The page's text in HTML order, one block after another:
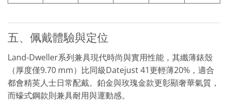
五、佩戴體驗與定位
Land-Dweller系列兼具現代時尚與實用性能，其纖薄錶殼
（厚度僅9.70 mm）比同級Datejust 41更輕薄20%，適合
都會精英人士日常配戴。鉑金與玫瑰金款更彰顯奢華氣質，
而蠔式鋼款則兼具耐用與運動感。